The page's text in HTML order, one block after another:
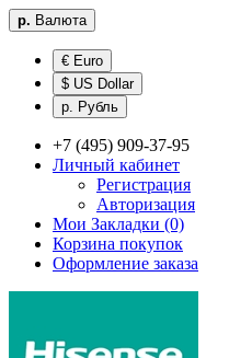
р. Валюта
€ Euro
$ US Dollar
р. Рубль
+7 (495) 909-37-95
Личный кабинет
Регистрация
Авторизация
Мои Закладки (0)
Корзина покупок
Оформление заказа